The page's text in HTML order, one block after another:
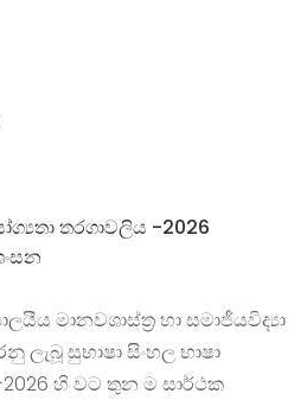
තරගාවලිය -2026
මානවශාස්ත්‍ර හා සමාජීයවිද්‍යා
ලැබූ සුභාෂා සිංහල භාෂා
හි වට තුන ම සාර්ථක